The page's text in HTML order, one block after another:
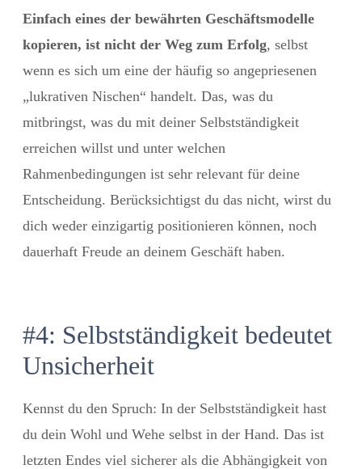
Einfach eines der bewährten Geschäftsmodelle
kopieren, ist nicht der Weg zum Erfolg, selbst
wenn es sich um eine der häufig so angepriesenen
„lukrativen Nischen“ handelt. Das, was du
mitbringst, was du mit deiner Selbstständigkeit
erreichen willst und unter welchen
Rahmenbedingungen ist sehr relevant für deine
Entscheidung. Berücksichtigst du das nicht, wirst du
dich weder einzigartig positionieren können, noch
dauerhaft Freude an deinem Geschäft haben.
#4: Selbstständigkeit bedeutet
Unsicherheit
Kennst du den Spruch: In der Selbstständigkeit hast
du dein Wohl und Wehe selbst in der Hand. Das ist
letzten Endes viel sicherer als die Abhängigkeit von